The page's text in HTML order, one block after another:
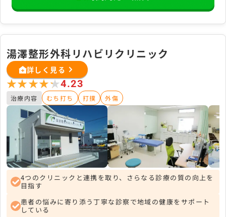
湯澤整形外科リハビリクリニック
詳しく見る
★★★★★
★★★★★4.23
治療内容 むち打ち 打撲 外傷
4つのクリニックと連携を取り、さらなる診療の質の向上を
目指す
患者の悩みに寄り添う丁寧な診察で地域の健康をサポート
している